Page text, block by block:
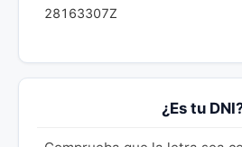
28163307Z
¿Es tu